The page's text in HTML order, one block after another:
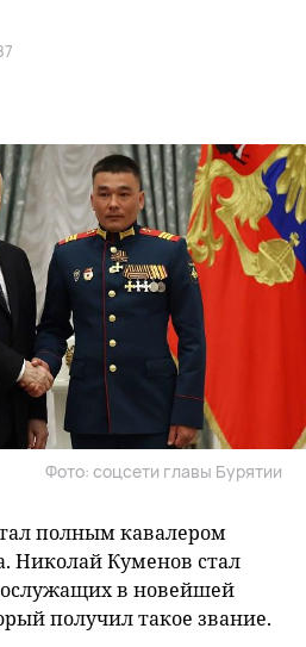
Фото: соцсети главы Бурятии
полным кавалером
Николай Куменов стал
в новейшей
получил такое звание.